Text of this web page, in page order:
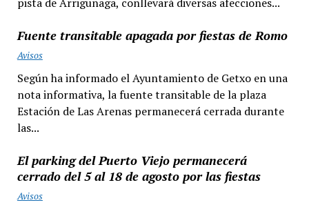
Fuente transitable apagada por fiestas de Romo
Avisos
Según ha informado el Ayuntamiento de Getxo en una
nota informativa, la fuente transitable de la plaza
Estación de Las Arenas permanecerá cerrada durante
las...
El parking del Puerto Viejo permanecerá
cerrado del 5 al 18 de agosto por las fiestas
Avisos